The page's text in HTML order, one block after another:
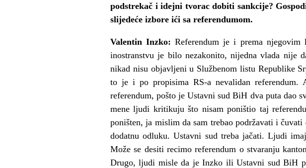
podstrekač i idejni tvorac dobiti sankcije?
slijedeće izbore ići sa referendumom.
Valentin Inzko:Referendum je i prema
inostranstvu je bilo nezakonito, nijedna vlada nije
nikad nisu objavljeni u Službenom listu Republike
to je i po propisima RS-a nevalidan referendum.
referendum, pošto je Ustavni sud BiH dva puta dao
mene ljudi kritikuju što nisam poništio taj
poništen, ja mislim da sam trebao podržavati i
dodatnu odluku. Ustavni sud treba jačati. Ljudi
Može se desiti recimo referendum o stvaranju
Drugo, ljudi misle da je Inzko ili Ustavni sud BiH